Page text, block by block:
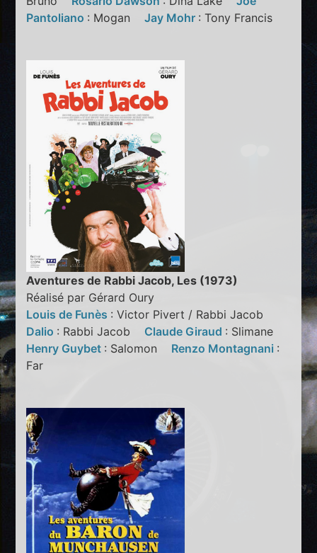
Pantoliano : MoganJay Mohr : Tony Francis
Aventures de Rabbi Jacob, Les (1973)
Réalisé par Gérard Oury
Louis de Funès : Victor Pivert / Rabbi Jacob
Dalio : Rabbi Jacob Claude Giraud : Slimane
Henry Guybet : Salomon Renzo Montagnani :
Far